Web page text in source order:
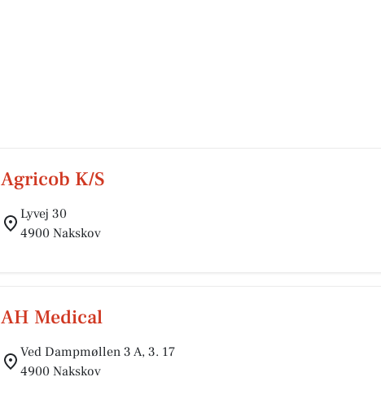
Agricob K/S
Lyvej 30
4900 Nakskov
AH Medical
Ved Dampmøllen 3 A, 3. 17
4900 Nakskov